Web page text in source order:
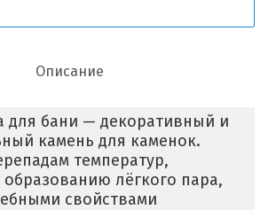
Описание
для бани — декоративный и
камень для каменок.
температур,
образованию лёгкого пара,
свойствами